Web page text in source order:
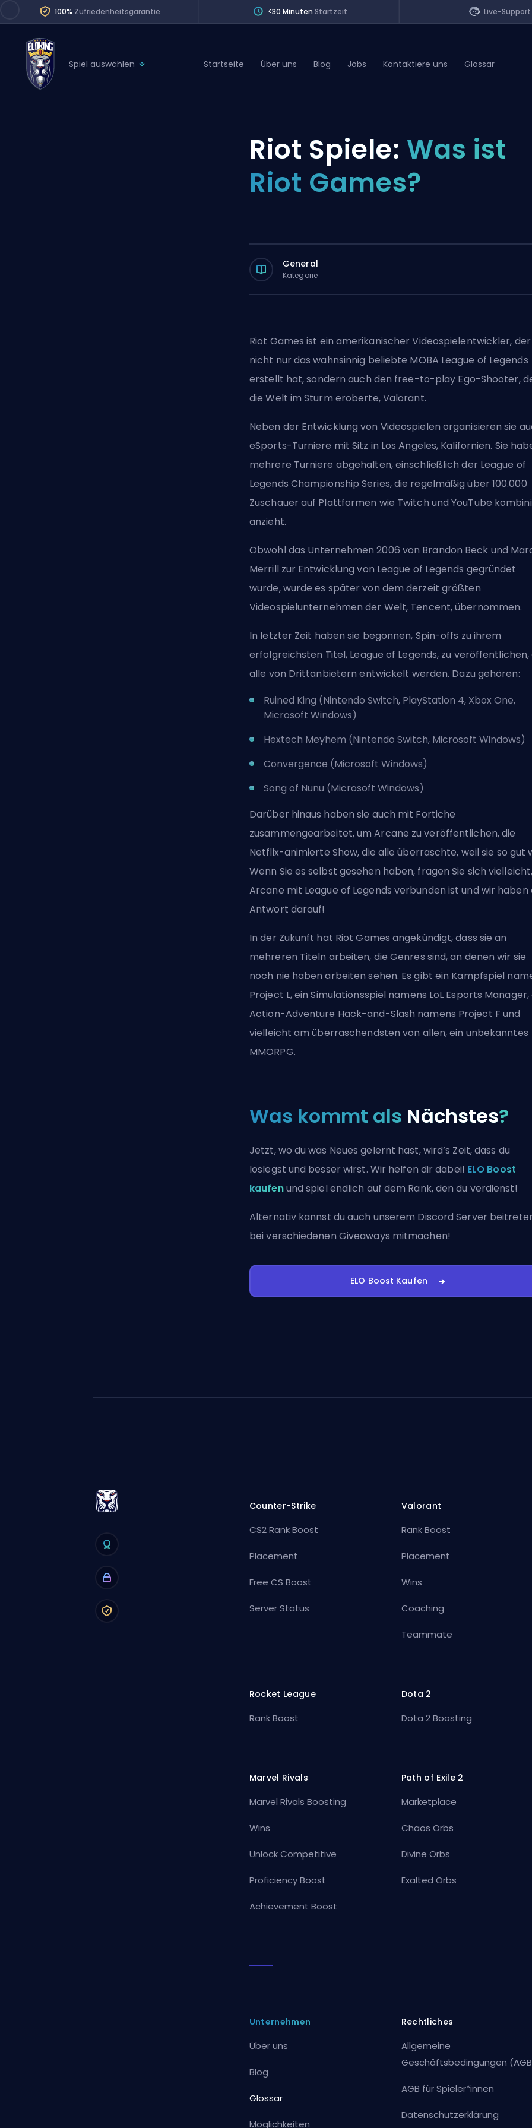
100% Zufriedenheitsgarantie <30 Minuten Startzeit Live-Support
Spiel auswählen
Division Boost
Teammate
Startseite Über uns Blog Jobs Kontaktiere uns Glossar
Riot Spiele: Was ist
Riot Games?
General
Kategorie
Riot Games ist ein amerikanischer Videospielentwickler, der
nicht nur das wahnsinnig beliebte MOBA League of Legends
erstellt hat, sondern auch den free-to-play Ego-Shooter,
die Welt im Sturm eroberte,Valorant.
Neben der Entwicklung von Videospielen organisieren sie
eSports-Turniere mit Sitz in Los Angeles, Kalifornien. Sie
mehrere Turniere abgehalten, einschließlich der League of
Legends Championship Series, die regelmäßig über 100.000
Zuschauer auf Plattformen wie Twitch und YouTube
anzieht.
Obwohl das Unternehmen 2006 von Brandon Beck und
Merrill zur Entwicklung von League of Legends gegründet
wurde, wurde es später von dem derzeit größten
Videospielunternehmen der Welt, Tencent, übernommen.
In letzter Zeit haben sie begonnen, Spin-offs zu ihrem
erfolgreichsten Titel, League of Legends, zu veröffentlichen,
alle von Drittanbietern entwickelt werden. Dazu gehören:
Ruined King (Nintendo Switch, PlayStation 4, Xbox One,
Microsoft Windows)
Hextech Meyhem (Nintendo Switch, Microsoft Windows)
Convergence (Microsoft Windows)
Song of Nunu (Microsoft Windows)
Darüber hinaus haben sie auch mit Fortiche
zusammengearbeitet, um Arcane zu veröffentlichen, die
Netflix-animierte Show, die alle überraschte, weil sie so gut
Wenn Sie es selbst gesehen haben, fragen Sie sich
Arcane mit League of Legends verbunden ist und wir haben
Antwort darauf!
In der Zukunft hat Riot Games angekündigt, dass sie an
mehreren Titeln arbeiten, die Genres sind, an denen wir sie
noch nie haben arbeiten sehen. Es gibt ein Kampfspiel
Project L, ein Simulationsspiel namens LoL Esports Manager,
Action-Adventure Hack-and-Slash namens Project F und
vielleicht am überraschendsten von allen, ein unbekanntes
MMORPG.
Was kommt als Nächstes?
Jetzt, wo du was Neues gelernt hast, wird’s Zeit, dass du
loslegst und besser wirst. Wir helfen dir dabei! ELO Boost
kaufenund spiel endlich auf dem Rank, den du verdienst!
Alternativ kannst du auch unserem Discord Server
bei verschiedenen Giveaways mitmachen!
ELO Boost Kaufen
Counter-Strike
CS2 Rank Boost
Placement
Free CS Boost
Server Status
Valorant
Rank Boost
Placement
Wins
Coaching
Teammate
Rocket League
Rank Boost
Dota 2
Dota 2 Boosting
Marvel Rivals
Marvel Rivals Boosting
Wins
Unlock Competitive
Proficiency Boost
Achievement Boost
Path of Exile 2
Marketplace
Chaos Orbs
Divine Orbs
Exalted Orbs
Unternehmen
Über uns
Blog
Glossar
Möglichkeiten
Rechtliches
Allgemeine
Geschäftsbedingungen
AGB für Spieler*innen
Datenschutzerklärung